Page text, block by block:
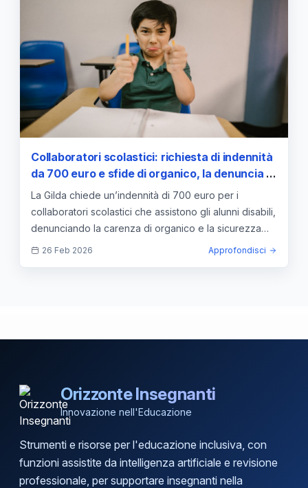
Collaboratori scolastici: richiesta di indennità
da 700 euro e sfide di organico, la denuncia di
Gilda
La Gilda chiede un’indennità di 700 euro per i
collaboratori scolastici che assistono gli alunni disabili,
denunciando la carenza di organico e la sicurezza
scolastica.
26 Feb 2026 Approfondisci
Orizzonte Insegnanti
Innovazione nell'Educazione
Strumenti e risorse per l'educazione inclusiva, con
funzioni assistite da intelligenza artificiale e revisione
professionale, per supportare insegnanti nella